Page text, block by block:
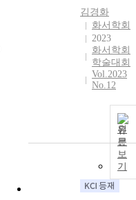
감 향상’ 등 긍
정적인 경험이
이루어졌다.
는 블렌디드
PBL 수업방법
이 4차 산업혁
의 역량 제고
깊은 연관성이
있음을 시사한
다. 효율적인
블렌디드 PBL
수업을 위해
김경화
화서학회
2023
화서학회
학술대회
Vol.2023
No.12
원
문
보
기